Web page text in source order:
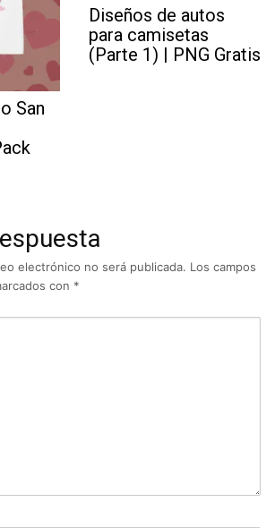
San
Diseños de autos
para camisetas
(Parte 1) | PNG Gratis
electrónico no será publicada. Los campos
con *